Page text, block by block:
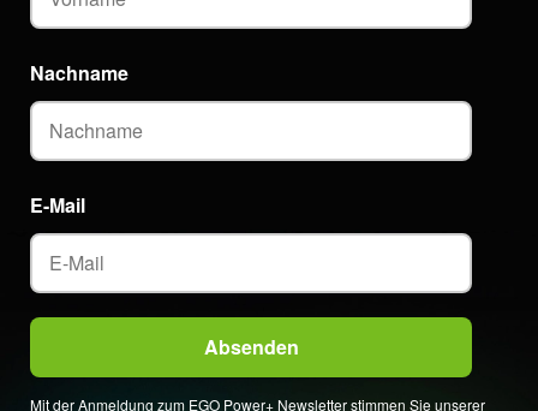
E-Mail
Nachname
Mit der Anmeldung zum EGO Power+ Newsletter stimmen Sie unserer